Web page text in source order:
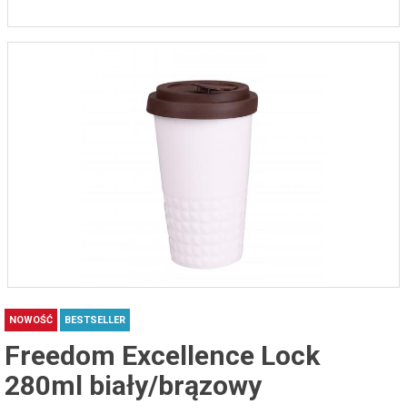
NOWOŚĆ BESTSELLER
Freedom Excellence Lock
280ml biały/brązowy